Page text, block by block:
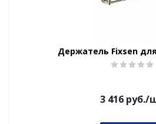
Держатель Fixsen
3 416 руб./